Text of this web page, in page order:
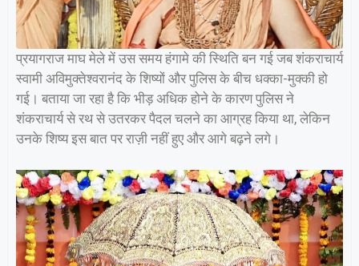
प्रयागराज माघ मेले में उस समय हंगामे की स्थिति बन गई जब शंकराचार्य
स्वामी अविमुक्तेश्वरानंद के शिष्यों और पुलिस के बीच धक्का-मुक्की हो
गई। बताया जा रहा है कि भीड़ अधिक होने के कारण पुलिस ने
शंकराचार्य से रथ से उतरकर पैदल चलने का आग्रह किया था, लेकिन
उनके शिष्य इस बात पर राज़ी नहीं हुए और आगे बढ़ने लगे।